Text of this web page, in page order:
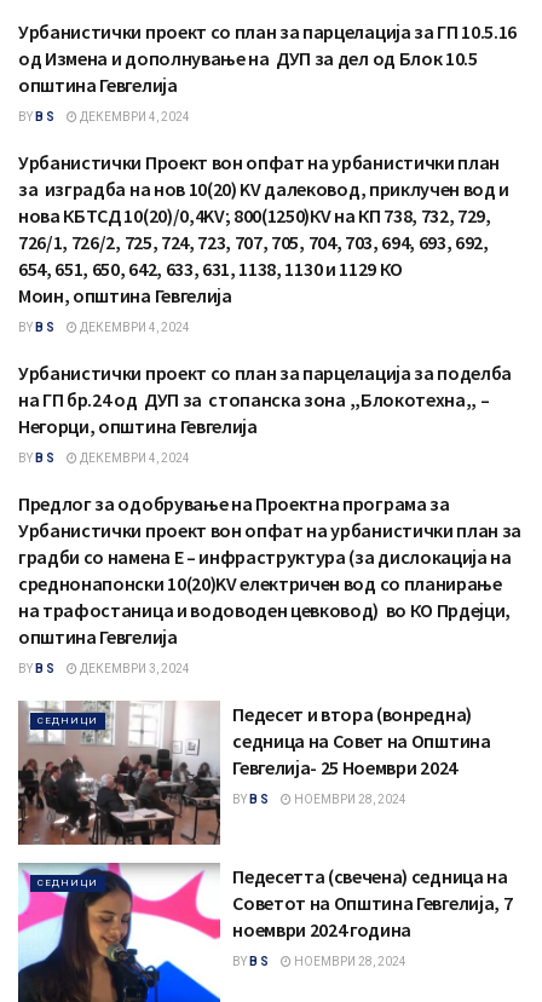
СООПШТЕНИЈА
Урбанистички проект со план за парцелација за ГП 10.5.16
од Измена и дополнување на ДУП за дел од Блок 10.5
општина Гевгелија
BY B S ДЕКЕМВРИ 4, 2024
СООПШТЕНИЈА
Урбанистички Проект вон опфат на урбанистички план
за изградба на нов 10(20) KV далековод, приклучен вод и
нова КБТСД 10(20)/0,4KV; 800(1250)КV на КП 738, 732, 729,
726/1, 726/2, 725, 724, 723, 707, 705, 704, 703, 694, 693, 692,
654, 651, 650, 642, 633, 631, 1138, 1130 и 1129 КО
Моин, општина Гевгелија
BY B S ДЕКЕМВРИ 4, 2024
СООПШТЕНИЈА
Урбанистички проект со план за парцелација за поделба
на ГП бр.24 од ДУП за стопанска зона ,,Блокотехна,, –
Негорци, општина Гевгелија
BY B S ДЕКЕМВРИ 4, 2024
СООПШТЕНИЈА
Предлог за одобрување на Проектна програма за
Урбанистички проект вон опфат на урбанистички план за
градби со намена Е – инфраструктура (за дислокација на
среднонапонски 10(20)KV електричен вод со планирање
на трафостаница и водоводен цевковод) во КО Прдејци,
општина Гевгелија
BY B S ДЕКЕМВРИ 3, 2024
СЕДНИЦИ
Педесет и втора (вонредна)
седница на Совет на Општина
Гевгелија- 25 Ноември 2024
BY B S НОЕМВРИ 28, 2024
СЕДНИЦИ
Педесетта (свечена) седница на
Советот на Општина Гевгелија, 7
ноември 2024 година
BY B S НОЕМВРИ 28, 2024